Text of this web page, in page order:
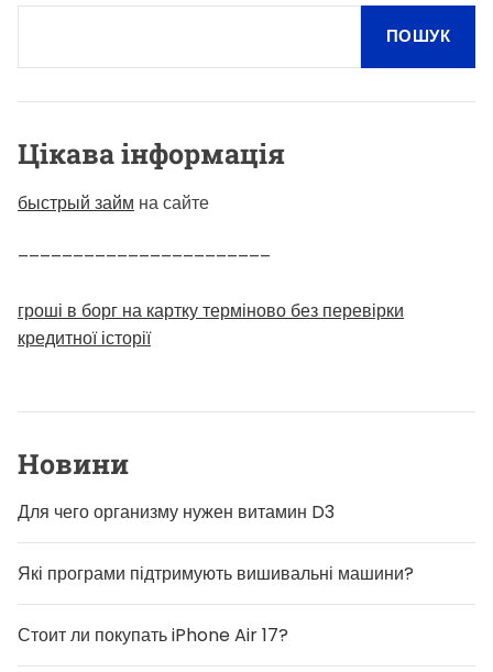
ПОШУК
Цікава інформація
быстрый займ на сайте
–––––––––––––––––––––––
гроші в борг на картку терміново без перевірки
кредитної історії
Новини
Для чего организму нужен витамин D3
Які програми підтримують вишивальні машини?
Стоит ли покупать iPhone Air 17?